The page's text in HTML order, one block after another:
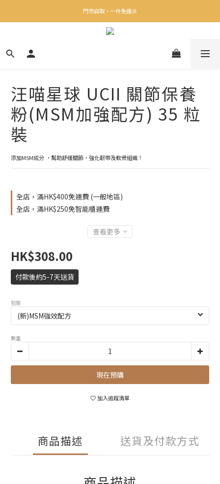
✨下載Three Little Meow App 即享多重禮遇！
門市自取，一件免運💢
🛒購物滿$400送貨上門免運
汪喵星球 UCII 關節保養
粉(MSM加強配方) 35 粒
裝
添加MSM成分 ，幫助舒緩關節，強化韌帶及軟骨組織！
全店，滿HK$400免運費 (一般地區)
全店，滿HK$250免智能櫃運費
查看更多
HK$308.00
付款後約5-7天送貨
包裝
數量
現在預購
加入追蹤清單
商品描述 送貨及付款方式